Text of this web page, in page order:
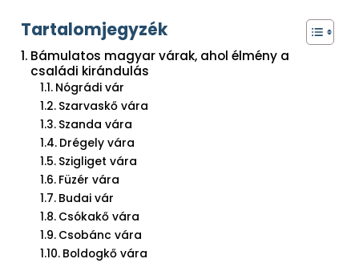
Tartalomjegyzék
Bámulatos magyar várak, ahol élmény a
családi kirándulás
Nógrádi vár
Szarvaskő vára
Szanda vára
Drégely vára
Szigliget vára
Füzér vára
Budai vár
Csókakő vára
Csobánc vára
Boldogkő vára